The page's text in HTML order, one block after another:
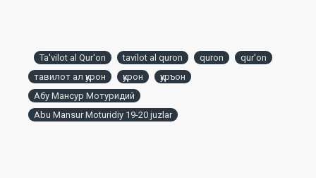
Намл сураси
Қасас сураси
Сабаъ сураси
Фотир сураси
Анкабут сураси (1-45-оятлар)
Ta'vilot al Qur'on tavilot al quron quron
qur'on
тавилот ал қурон
қурон
қуръон
Абу Мансур Мотуридий
Abu Mansur Moturidiy 19-20 juzlar